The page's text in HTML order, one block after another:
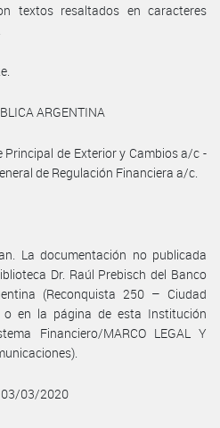
textos resaltados en caracteres
ARGENTINA
Principal de Exterior y Cambios a/c -
de Regulación Financiera a/c.
La documentación no publicada
Dr. Raúl Prebisch del Banco
(Reconquista 250 – Ciudad
o en la página de esta Institución
Financiero/MARCO LEGAL Y
03/03/2020